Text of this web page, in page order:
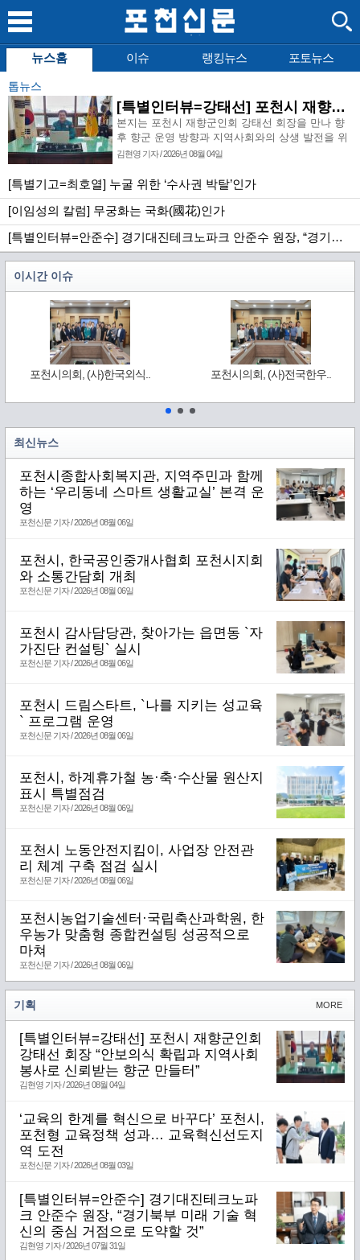
뉴스홈 이슈 랭킹뉴스 포토뉴스
톱뉴스
[특별인터뷰=강태선] 포천시 재향군인회 강태선 회장 “안보의식 확립과 지역사회 봉사로 신뢰받는 향군 만들터”
본지는 포천시 재향군인회 강태선 회장을 만나 향
후 향군 운영 방향과 지역사회와의 상생 발전을 위
한 미래 비전을 심도 있게 짚어보았다. 강태선 회장
당면 과제와 추진 전략을 명확히 제시하는 한편, 회
원 간 화합 도모와 안보의식 고취, 지역사회 봉사
강화를 골자로 한 구체적인 운영 구상을 밝혔다. 아
울러 향후 포천시 재향군인회가 지역 안보의 든든
한 버팀목이자 신뢰받는 안보단체로 도약하기 위해
나아가야 할 방향과 실천 과제에 대해 진솔하고 깊
김현영 기자 / 2026년 08월 04일
[특별기고=최호열] 누굴 위한 ‘수사권 박탈’인가
[이임성의 칼럼] 무궁화는 국화(國花)인가
[특별인터뷰=안준수] 경기대진테크노파크 안준수 원장, “경기북부 미래 기술 혁신의 중심 거점으로 도약할 것”
이시간 이슈
포천시의회, (사)한국외식.. 포천시의회, (사)전국한우..
최신뉴스
포천시종합사회복지관, 지역주민과 함께
하는 ‘우리동네 스마트 생활교실’ 본격 운
영
포천신문 기자 / 2026년 08월 06일
포천시, 한국공인중개사협회 포천시지회
와 소통간담회 개최
포천신문 기자 / 2026년 08월 06일
포천시 감사담당관, 찾아가는 읍면동 `자
가진단 컨설팅` 실시
포천신문 기자 / 2026년 08월 06일
포천시 드림스타트, `나를 지키는 성교육
` 프로그램 운영
포천신문 기자 / 2026년 08월 06일
포천시, 하계휴가철 농·축·수산물 원산지
표시 특별점검
포천신문 기자 / 2026년 08월 06일
포천시 노동안전지킴이, 사업장 안전관
리 체계 구축 점검 실시
포천신문 기자 / 2026년 08월 06일
포천시농업기술센터·국립축산과학원, 한
우농가 맞춤형 종합컨설팅 성공적으로
마쳐
포천신문 기자 / 2026년 08월 06일
MORE
기획
[특별인터뷰=강태선] 포천시 재향군인회
강태선 회장 “안보의식 확립과 지역사회
봉사로 신뢰받는 향군 만들터”
김현영 기자 / 2026년 08월 04일
‘교육의 한계를 혁신으로 바꾸다’ 포천시,
포천형 교육정책 성과… 교육혁신선도지
역 도전
포천신문 기자 / 2026년 08월 03일
[특별인터뷰=안준수] 경기대진테크노파
크 안준수 원장, “경기북부 미래 기술 혁
신의 중심 거점으로 도약할 것”
김현영 기자 / 2026년 07월 31일